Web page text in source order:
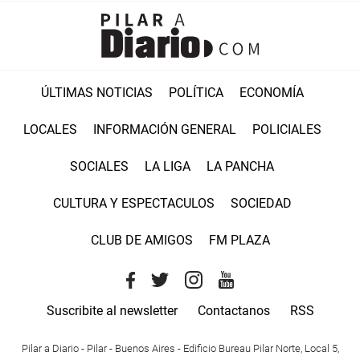
ÚLTIMAS NOTICIAS POLÍTICA ECONOMÍA
LOCALES INFORMACIÓN GENERAL POLICIALES
SOCIALES LA LIGA LA PANCHA
CULTURA Y ESPECTACULOS SOCIEDAD
CLUB DE AMIGOS FM PLAZA
Suscribite al newsletter Contactanos RSS
Pilar a Diario - Pilar - Buenos Aires - Edificio Bureau Pilar Norte, Local 5,